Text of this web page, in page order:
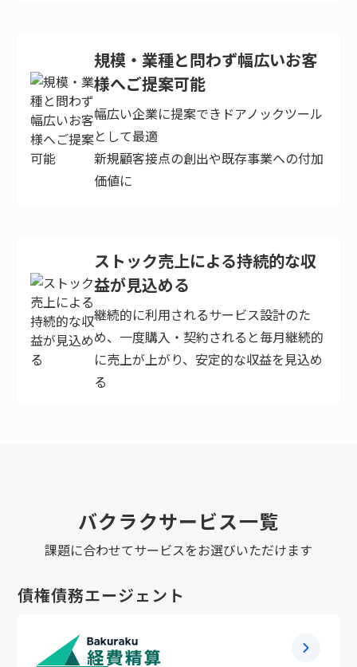
規模・業種と問わず幅広いお客
様へご提案可能
幅広い企業に提案できドアノックツール
として最適
新規顧客接点の創出や既存事業への付加
価値に
ストック売上による持続的な収
益が見込める
継続的に利用されるサービス設計のた
め、一度購入・契約されると毎月継続的
に売上が上がり、安定的な収益を見込め
る
バクラクサービス一覧
課題に合わせてサービスをお選びいただけます
債権債務エージェント